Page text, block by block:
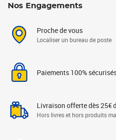
Nos Engagements
Proche de vous
Localiser un bureau de poste
Paiements 100%
Livraison offerte dès 25€
Hors livres et hors produits